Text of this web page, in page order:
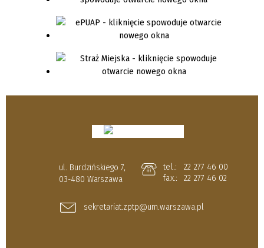
ul. Burdzińskiego 7,
03-480 Warszawa
tel.:
22 277 46 00
fax.:
22 277 46 02
sekretariat.zptp@um.warszawa.pl